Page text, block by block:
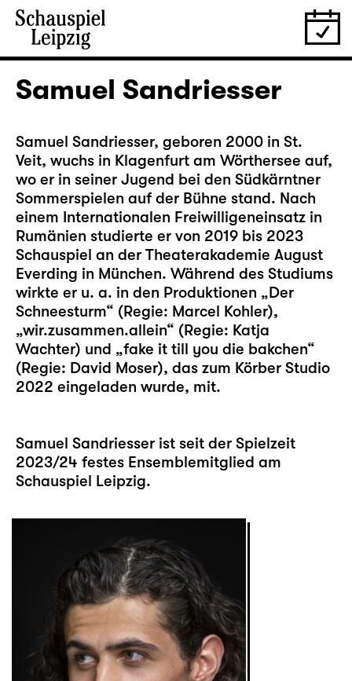
Samuel Sandriesser
Samuel Sandriesser, geboren 2000 in St.
Veit, wuchs in Klagenfurt am Wörthersee auf,
wo er in seiner Jugend bei den Südkärntner
Sommerspielen auf der Bühne stand. Nach
einem Internationalen Freiwilligeneinsatz in
Rumänien studierte er von 2019 bis 2023
Schauspiel an der Theaterakademie August
Everding in München. Während des Studiums
wirkte er u. a. in den Produktionen „Der
Schneesturm“ (Regie: Marcel Kohler),
„wir.zusammen.allein“ (Regie: Katja
Wachter) und „fake it till you die bakchen“
(Regie: David Moser), das zum Körber Studio
2022 eingeladen wurde, mit.
Samuel Sandriesser ist seit der Spielzeit
2023/24 festes Ensemblemitglied am
Schauspiel Leipzig.